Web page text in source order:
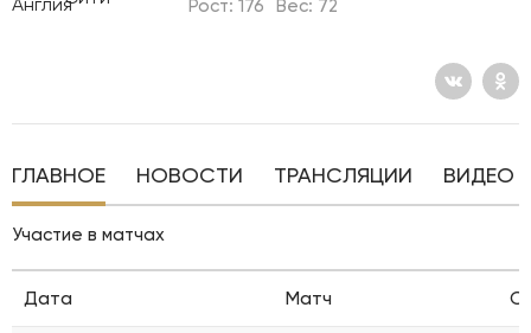
Рост: 176
Вес: 72
ГЛАВНОЕ НОВОСТИ ТРАНСЛЯЦИИ ВИДЕО
Участие в матчах
Дата Матч